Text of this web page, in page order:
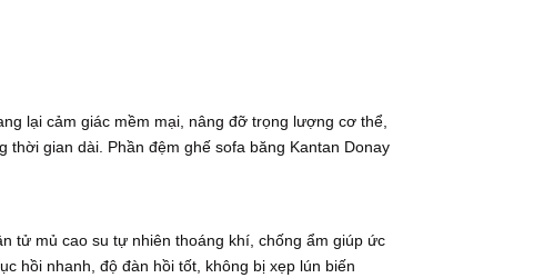
lại cảm giác mềm mại, nâng đỡ trọng lượng cơ thể,
gian dài. Phần đệm ghế sofa băng Kantan Donay
tử mủ cao su tự nhiên thoáng khí, chống ẩm giúp ức
hồi nhanh, độ đàn hồi tốt, không bị xẹp lún biến